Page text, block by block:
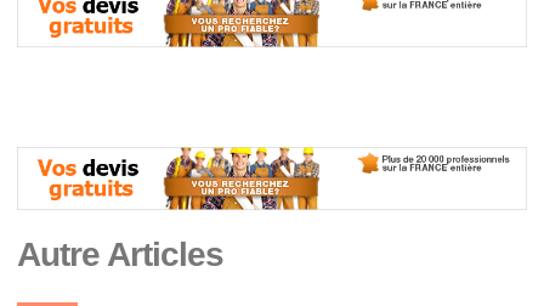
Autre Articles